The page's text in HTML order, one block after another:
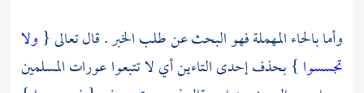
وأما بالحاء المهملة فهو البحث عن طلب الخبر . قال تعالى { ولا
تجسسوا } بحذف إحدى التاءين أي لا تتبعوا عورات المسلمين